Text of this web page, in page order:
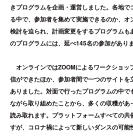
きプログラムを企画・運営しました。各地
る中で、参加者を集めて実施できるのか、
検討を迫られ、計画変更をするプログラム
のプログラムには、延べ145名の参加があり
オンラインではZOOMによるワークショッ
信ができたほか、参加者間で一つのサイト
ありました。対面で行ったプログラムの中
ながら取り組めたことから、多くの収穫が
読み取れます。プラットフォームすべての共
すが、コロナ禍によって新しいダンスの可能